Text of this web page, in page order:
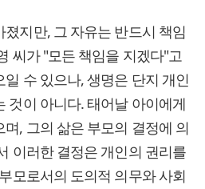
지만, 그 자유는 반드시 책임
씨가 "모든 책임을 지겠다"고
수 있으나, 생명은 단지 개인
것이 아니다. 태어날 아이에게
, 그의 삶은 부모의 결정에 의
이러한 결정은 개인의 권리를
모로서의 도의적 의무와 사회